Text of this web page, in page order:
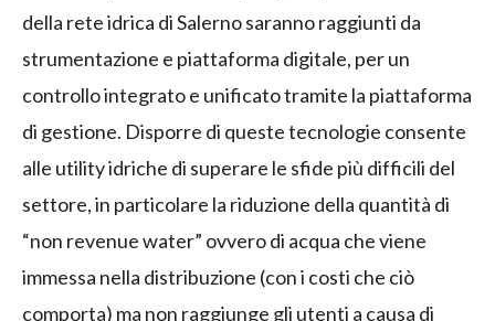
della rete idrica di Salerno saranno raggiunti da
strumentazione e piattaforma digitale, per un
controllo integrato e unificato tramite la piattaforma
di gestione. Disporre di queste tecnologie consente
alle utility idriche di superare le sfide più difficili del
settore, in particolare la riduzione della quantità di
“non revenue water” ovvero di acqua che viene
immessa nella distribuzione (con i costi che ciò
comporta) ma non raggiunge gli utenti a causa di